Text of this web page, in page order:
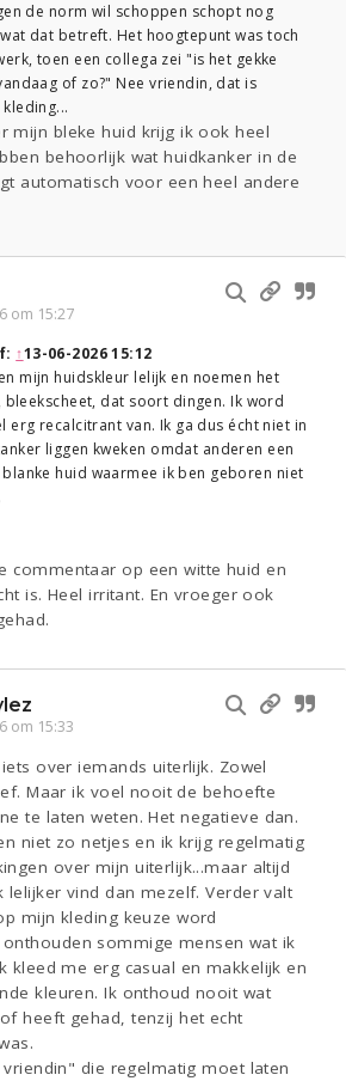
de norm wil schoppen schopt nog
dat betreft. Het hoogtepunt was toch
toen een collega zei "is het gekke
of zo?" Nee vriendin, dat is
mijn bleke huid krijg ik ook heel
behoorlijk wat huidkanker in de
automatisch voor een heel andere
om 15:27
↑13-06-2026 15:12
mijn huidskleur lelijk en noemen het
bleekscheet, dat soort dingen. Ik word
erg recalcitrant van. Ik ga dus écht niet in
liggen kweken omdat anderen een
huid waarmee ik ben geboren niet
commentaar op een witte huid en
is. Heel irritant. En vroeger ook
om 15:33
over iemands uiterlijk. Zowel
Maar ik voel nooit de behoefte
te laten weten. Het negatieve dan.
niet zo netjes en ik krijg regelmatig
over mijn uiterlijk...maar altijd
lelijker vind dan mezelf. Verder valt
mijn kleding keuze word
sommige mensen wat ik
kleed me erg casual en makkelijk en
kleuren. Ik onthoud nooit wat
heeft gehad, tenzij het echt
die regelmatig moet laten